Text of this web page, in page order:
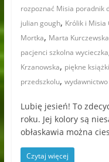
rozpoznać Misia poradnik
julian gough, Królik i Misia
Mortka, Marta Kurczewska
pacjenci szkolna wycieczka
Krzanowska, piękne
przedszkolu,
Lubię jesień! To
roku. Jej kolory są
obłaskawia można
Czytaj więcej